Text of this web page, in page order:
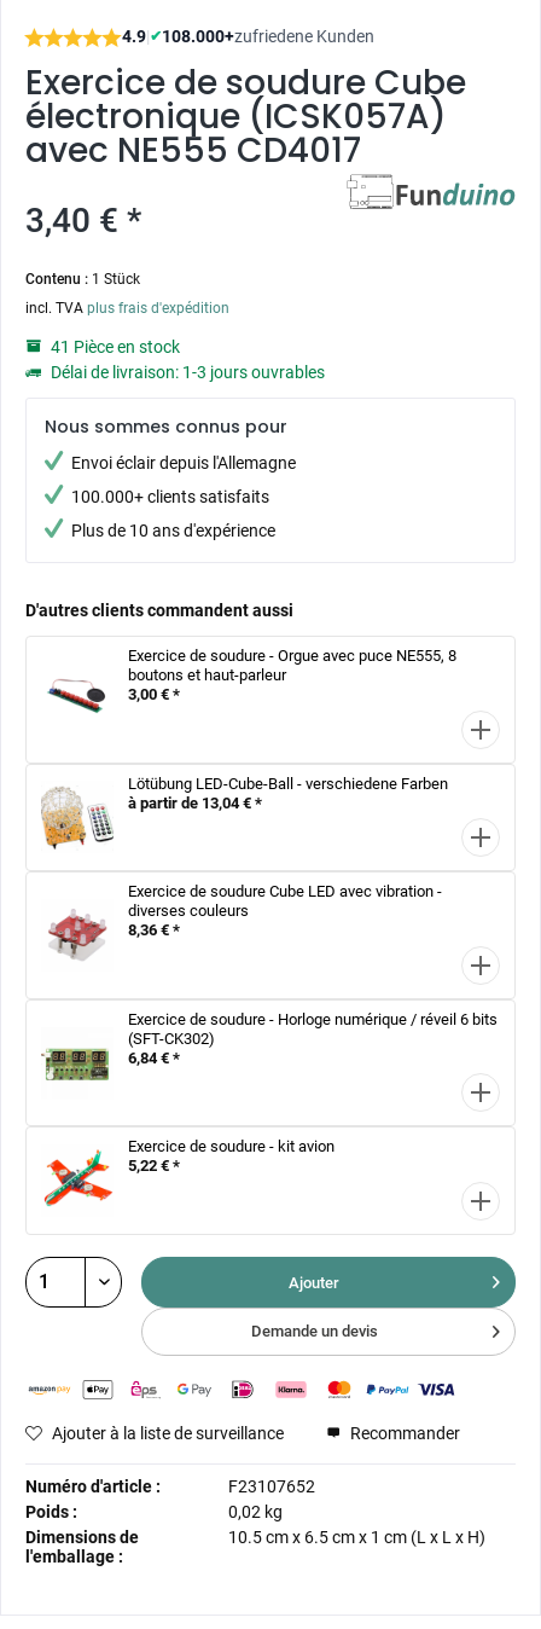
4.9|✔108.000+zufriedene Kunden
Exercice de soudure Cube
électronique (ICSK057A)
avec NE555 CD4017
3,40 € *
Contenu : 1 Stück
incl. TVA plus frais d'expédition
41 Pièce en stock
Délai de livraison: 1-3 jours ouvrables
Nous sommes connus pour
Envoi éclair depuis l'Allemagne
100.000+ clients satisfaits
Plus de 10 ans d'expérience
D'autres clients commandent aussi
Exercice de soudure - Orgue avec puce NE555, 8
boutons et haut-parleur
3,00 € *
Lötübung LED-Cube-Ball - verschiedene Farben
à partir de 13,04 € *
Exercice de soudure Cube LED avec vibration -
diverses couleurs
8,36 € *
Exercice de soudure - Horloge numérique / réveil 6 bits
(SFT-CK302)
6,84 € *
Exercice de soudure - kit avion
5,22 € *
Ajouter
Demande un devis
Ajouter à la liste de surveillance Recommander
Numéro d'article :
F23107652
Poids :
0,02 kg
Dimensions de
l'emballage :
10.5 cmx 6.5 cmx 1 cm (L x L x H)